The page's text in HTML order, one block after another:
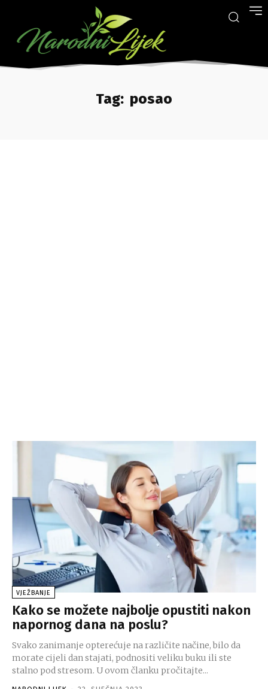
Tag: posao
VJEŽBANJE
Kako se možete najbolje opustiti nakon
napornog dana na poslu?
Svako zanimanje opterećuje na različite načine, bilo da
morate cijeli dan stajati, podnositi veliku buku ili ste
stalno pod stresom. U ovom članku pročitajte...